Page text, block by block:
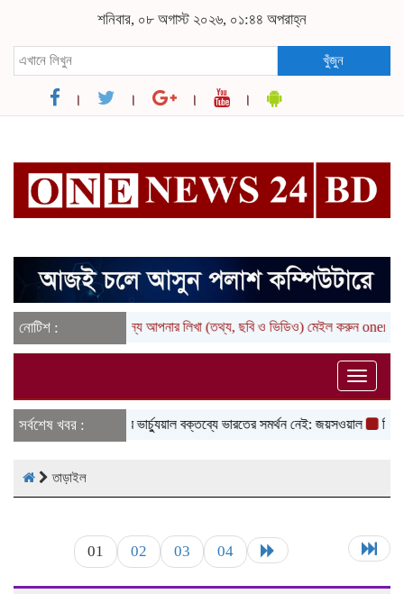
শনিবার, ০৮ অগাস্ট ২০২৬, ০১:৪৪ অপরাহ্ন
খুঁজুন
নোটিশ :
সাইটে খবর প্রকাশের জন্য আপনার লিখা (তথ্য, ছবি ও ভিডিও) মেইল করুন
Toggle
সর্বশেষ খবর :
সম্মেলনে শেখ হাসিনার ভার্চ্যুয়াল বক্তব্যে ভারতের সমর্থন নেই: জয়সওয়াল
তাড়াইল
01 02 03 04